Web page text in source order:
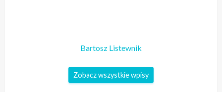
Bartosz Listewnik
Zobacz wszystkie wpisy